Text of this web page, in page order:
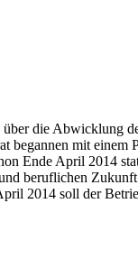
die Abwicklung
begannen mit
Ende April 2014
beruflichen
2014 soll der